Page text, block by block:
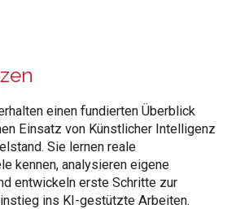
einen fundierten Überblick
Einsatz von Künstlicher Intelligenz
Sie lernen reale
kennen, analysieren eigene
entwickeln erste Schritte zur
ins KI-gestützte Arbeiten.